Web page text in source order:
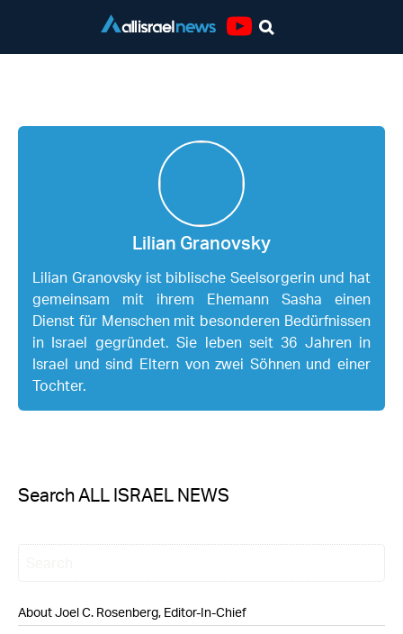
Lilian Granovsky
Lilian Granovsky ist biblische Seelsorgerin und hat
gemeinsam mit ihrem Ehemann Sasha einen
Dienst für Menschen mit besonderen Bedürfnissen
in Israel gegründet. Sie leben seit 36 Jahren in
Israel und sind Eltern von zwei Söhnen und einer
Tochter.
Search ALL ISRAEL NEWS
About Joel C. Rosenberg, Editor-In-Chief